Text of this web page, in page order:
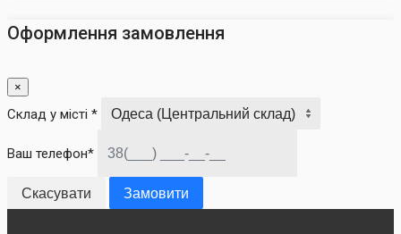
Оформлення замовлення
×
Склад у місті *
Ваш телефон*
Скасувати Замовити